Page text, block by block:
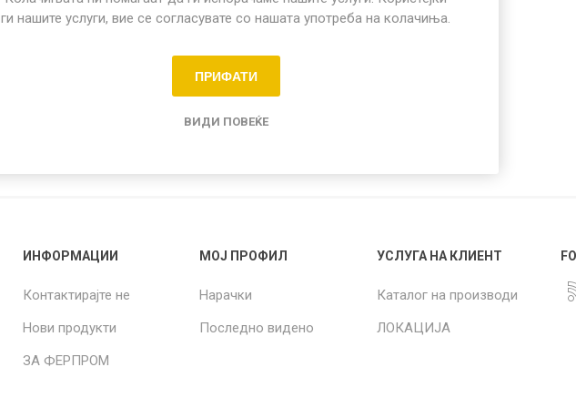
ИНФОРМАЦИИ
Контактирајте не
Нови продукти
ЗА ФЕРПРОМ
МОЈ ПРОФИЛ
Нарачки
Последно видено
УСЛУГА НА КЛИЕНТ
Каталог на производи
ЛОКАЦИЈА
ги нашите услуги, вие се согласувате со нашата употреба на колачиња.
ПРИФАТИ
ВИДИ ПОВЕЌЕ